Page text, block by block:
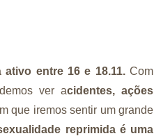
entre 16 e 18.11.Com
ver acidentes, ações
que iremos sentir um grande
reprimida é uma